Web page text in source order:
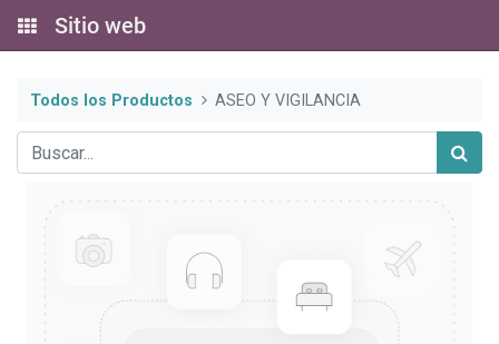
Sitio web
Todos los Productos ASEO Y VIGILANCIA